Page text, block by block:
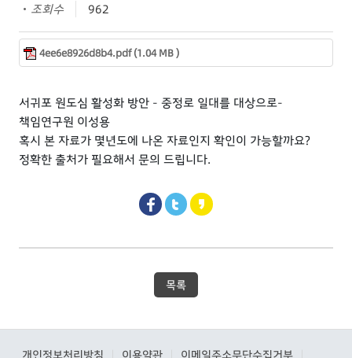
조회수
962
4ee6e8926d8b4.pdf (1.04 MB )
서귀포 원도심 활성화 방안 - 중정로 일대를 대상으로-
책임연구원 이성용
혹시 본 자료가 몇년도에 나온 자료인지 확인이 가능할까요?
정확한 출처가 필요해서 문의 드립니다.
목록
개인정보처리방침 이용약관 이메일주소무단수집거부